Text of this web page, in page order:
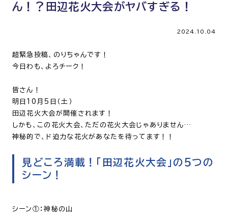
ん！？田辺花火大会がヤバすぎる！
2024.10.04
超緊急投稿、のりちゃんです！
今日わも、よろチーク！
皆さん！
明日10月5日（土）
田辺花火大会が開催されます！
しかも、この花火大会、ただの花火大会じゃありません…
神秘的で、ド迫力な花火があなたを待ってます！！
見どころ満載！「田辺花火大会」の5つの
シーン！
シーン①：神秘の山